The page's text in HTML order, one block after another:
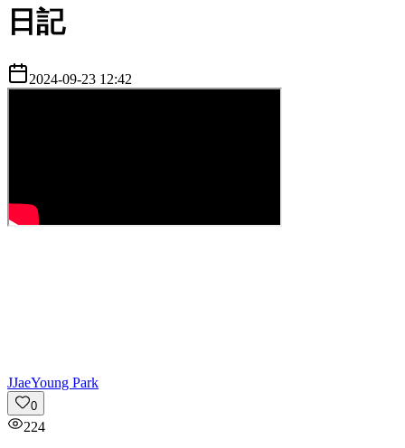
日記
2024-09-23 12:42
JJaeYoung Park
0
224